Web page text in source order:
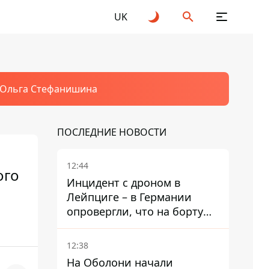
UK
Стефанишина
ПОСЛЕДНИЕ НОВОСТИ
12:44
Инцидент с дроном в
Лейпциге – в Германии
опровергли, что на борту
украинского самолета были
оружие и боеприпасы
12:38
На Оболони начали